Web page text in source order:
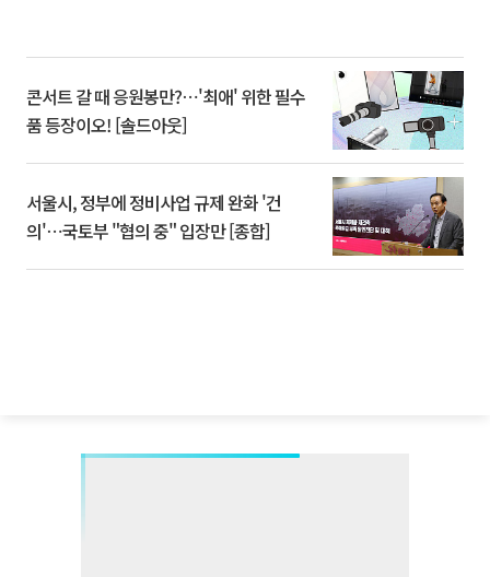
콘서트 갈 때 응원봉만?⋯'최애' 위한 필수
품 등장이오! [솔드아웃]
서울시, 정부에 정비사업 규제 완화 '건
의'⋯국토부 "협의 중" 입장만 [종합]